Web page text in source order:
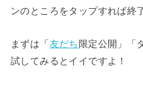
ンのところをタップすれば終
まずは「友だち 限定公開」「
試してみるとイイですよ！